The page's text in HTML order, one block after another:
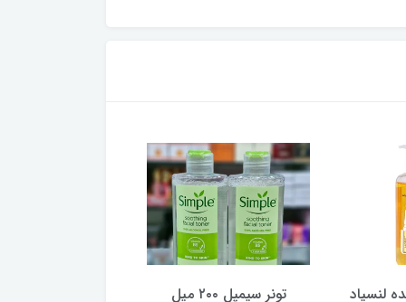
لنسیاد
تونر سیمپل ۲۰۰ میل